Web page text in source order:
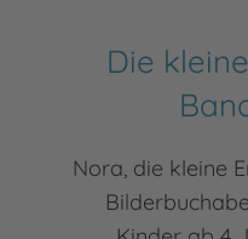
Die
Nora, die kleine